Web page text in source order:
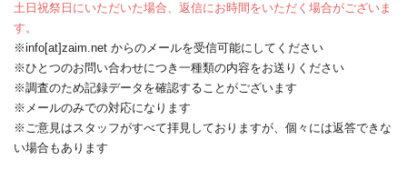
土日祝祭日にいただいた場合、返信にお時間をいただく場合がございま
す。
※info[at]zaim.net からのメールを受信可能にしてください
※ひとつのお問い合わせにつき一種類の内容をお送りください
※調査のため記録データを確認することがございます
※メールのみでの対応になります
※ご意見はスタッフがすべて拝見しておりますが、個々には返答できな
い場合もあります